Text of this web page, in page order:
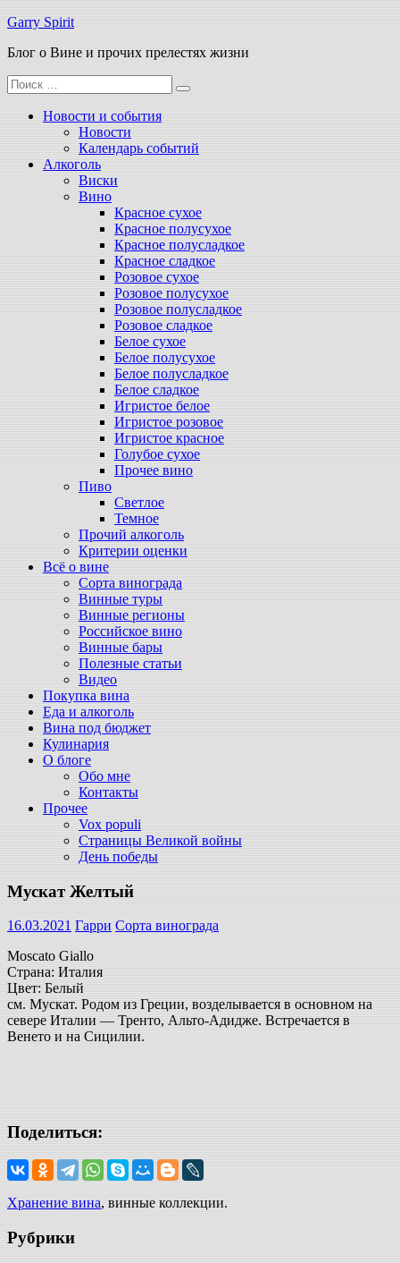
Перейти
содержимому
Garry Spirit
Блог о Вине и прочих прелестях жизни
Поиск
для:
Новости и события
Новости
Календарь событий
Алкоголь
Виски
Вино
Красное сухое
Красное полусухое
Красное полусладкое
Красное сладкое
Розовое сухое
Розовое полусухое
Розовое полусладкое
Розовое сладкое
Белое сухое
Белое полусухое
Белое полусладкое
Белое сладкое
Игристое белое
Игристое розовое
Игристое красное
Голубое сухое
Прочее вино
Пиво
Светлое
Темное
Прочий алкоголь
Критерии оценки
Всё о вине
Сорта винограда
Винные туры
Винные регионы
Российское вино
Винные бары
Полезные статьи
Видео
Покупка вина
Еда и алкоголь
Вина под бюджет
Кулинария
О блоге
Обо мне
Контакты
Прочее
Vox populi
Страницы Великой войны
День победы
Мускат Желтый
16.03.2021 Гарри Сорта винограда
Moscato Giallo
Страна: Италия
Цвет: Белый
см. Мускат. Родом из Греции, возделывается в основном на
севере Италии — Тренто, Альто-Адидже. Встречается в
Венето и на Сицилии.
Поделиться:
Хранение вина, винные коллекции.
Рубрики